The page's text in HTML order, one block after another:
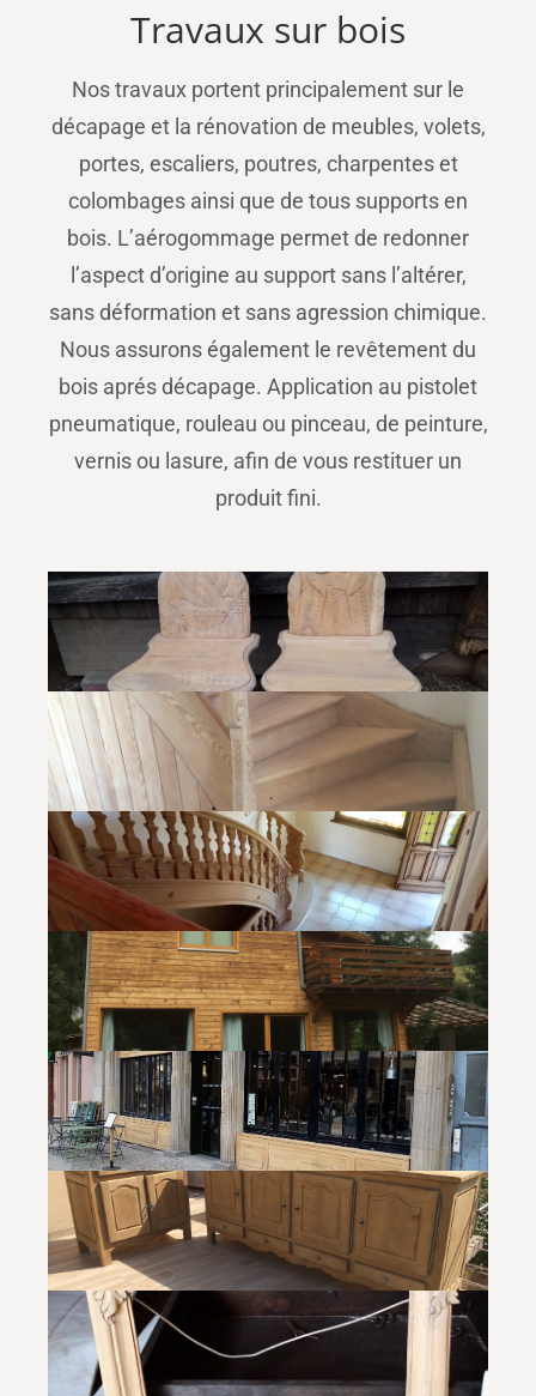
Travaux sur bois
Nos travaux portent principalement sur le
décapage et la rénovation de meubles, volets,
portes, escaliers, poutres, charpentes et
colombages ainsi que de tous supports en
bois. L’aérogommage permet de redonner
l’aspect d’origine au support sans l’altérer,
sans déformation et sans agression chimique.
Nous assurons également le revêtement du
bois aprés décapage. Application au pistolet
pneumatique, rouleau ou pinceau, de peinture,
vernis ou lasure, afin de vous restituer un
produit fini.